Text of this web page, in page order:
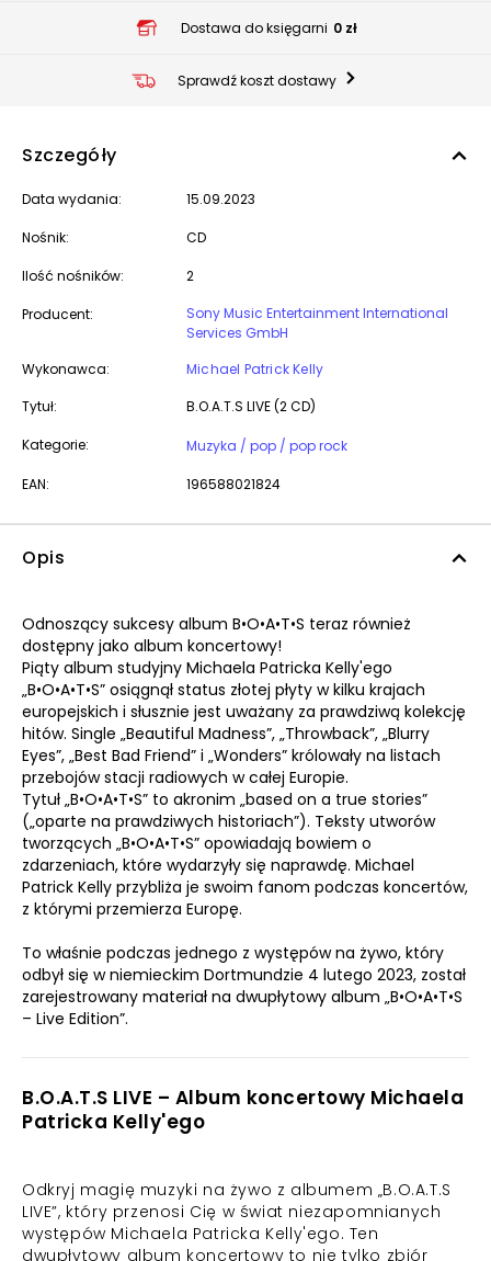
Dostawa do księgarni 0 zł
Sprawdź koszt dostawy
Szczegóły
Data wydania: 15.09.2023
Nośnik: CD
Ilość nośników: 2
Producent:
Sony Music Entertainment International
Services GmbH
Wykonawca:
Michael Patrick Kelly
Tytuł:
B.O.A.T.S LIVE (2 CD)
Kategorie: Muzyka / pop / pop rock
EAN: 196588021824
Opis
Odnoszący sukcesy album B•O•A•T•S teraz również
dostępny jako album koncertowy!
Piąty album studyjny Michaela Patricka Kelly'ego
„B•O•A•T•S” osiągnął status złotej płyty w kilku krajach
europejskich i słusznie jest uważany za prawdziwą kolekcję
hitów. Single „Beautiful Madness”, „Throwback”, „Blurry
Eyes”, „Best Bad Friend” i „Wonders” królowały na listach
przebojów stacji radiowych w całej Europie.
Tytuł „B•O•A•T•S” to akronim „based on a true stories”
(„oparte na prawdziwych historiach”). Teksty utworów
tworzących „B•O•A•T•S” opowiadają bowiem o
zdarzeniach, które wydarzyły się naprawdę. Michael
Patrick Kelly przybliża je swoim fanom podczas koncertów,
z którymi przemierza Europę.
To właśnie podczas jednego z występów na żywo, który
odbył się w niemieckim Dortmundzie 4 lutego 2023, został
zarejestrowany materiał na dwupłytowy album „B•O•A•T•S
– Live Edition”.
B.O.A.T.S LIVE – Album koncertowy Michaela
Patricka Kelly'ego
Odkryj magię muzyki na żywo z albumem „B.O.A.T.S
LIVE”, który przenosi Cię w świat niezapomnianych
występów Michaela Patricka Kelly'ego. Ten
dwupłytowy album koncertowy to nie tylko zbiór